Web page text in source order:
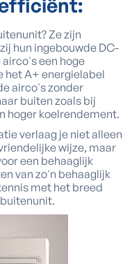
Ze zijn
hun ingebouwde DC-
een hoge
het A+ energielabel
airco's zonder
buiten zoals bij
hoger koelrendement.
verlaag je niet alleen
wijze, maar
een behaaglijk
van zo'n behaaglijk
met het breed